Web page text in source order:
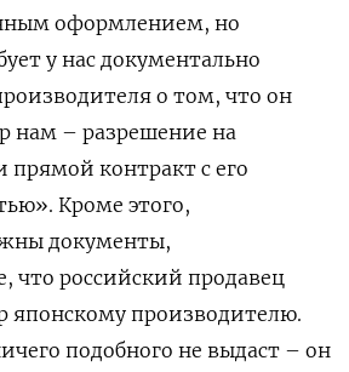
оформлением, но
у нас документально
о том, что он
нам – разрешение на
контракт с его
Кроме этого,
документы,
российский продавец
японскому производителю.
подобного не выдаст – он